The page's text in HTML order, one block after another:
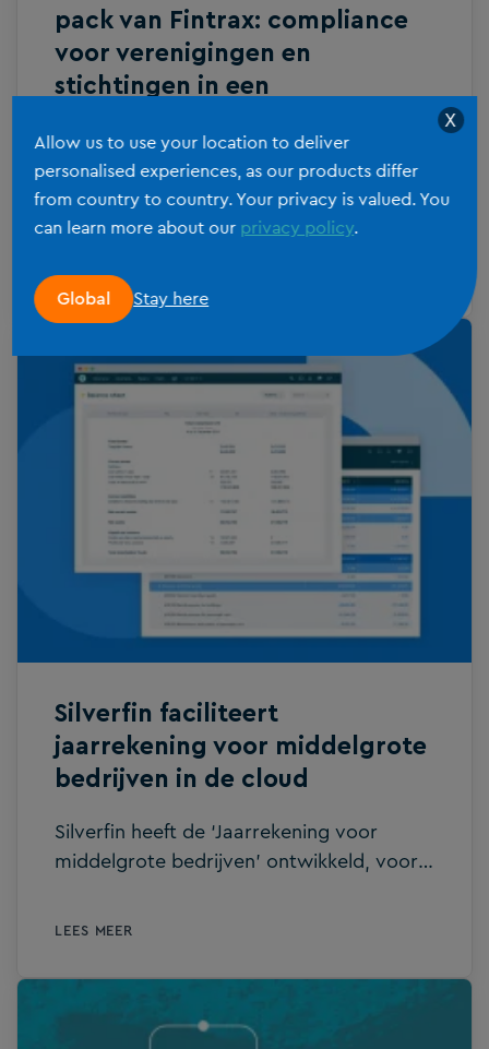
pack van Fintrax: compliance
voor verenigingen en
stichtingen in een
Fintrax, een van de vaste partners van
Silverfin, heeft een nieuwe Marketplace
pack gelanceerd die zich specifiek
verenigingen en stichtingen. Dankzij deze
pack fiets je vanaf nu nog efficiënter door
de patrimoniumtaks en de jaarrekeningen
van verenigingen en stichtingen. De pack
Nederlands en Frans.
Silverfin faciliteert
jaarrekening voor middelgrote
bedrijven in de cloud
Silverfin heeft de ‘Jaarrekening voor
middelgrote bedrijven’ ontwikkeld, voor
de cloud beschikbaar stelt. Met deze
concreet in op de behoefte van klanten
LEES MEER
X
Allow us to use your location to deliver
personalised experiences, as our products differ
from country to country. Your privacy is valued. You
can learn more about ourprivacy policy.
Global Stay here